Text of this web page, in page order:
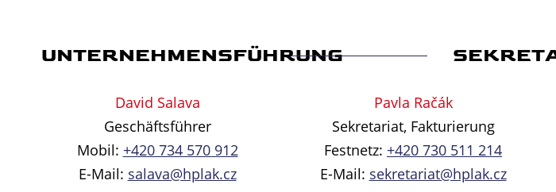
UNTERNEHMENSFÜHRUNG
David Salava
Geschäftsführer
Mobil: +420 734 570 912
E-Mail: salava@hplak.cz
Pavla Račák
Sekretariat, Fakturierung
Festnetz: +420 730 511 214
E-Mail: sekretariat@hplak.cz